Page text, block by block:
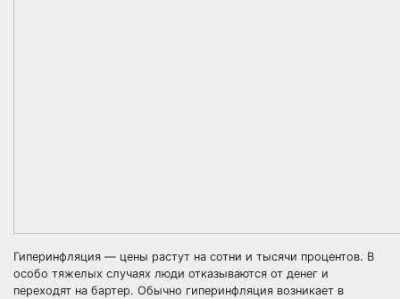
Гиперинфляция — цены растут на сотни и тысячи процентов. В
особо тяжелых случаях люди отказываются от денег и
переходят на бартер. Обычно гиперинфляция возникает в